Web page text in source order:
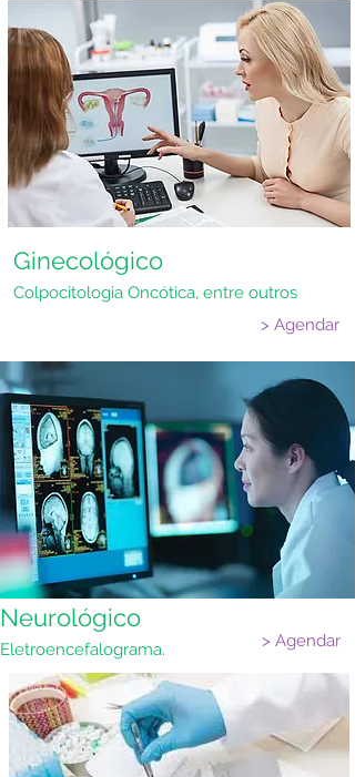
Ginecológico
Colpocitologia Oncótica, entre outros
> Agendar
Neurológico
Eletroencefalograma. > Agendar